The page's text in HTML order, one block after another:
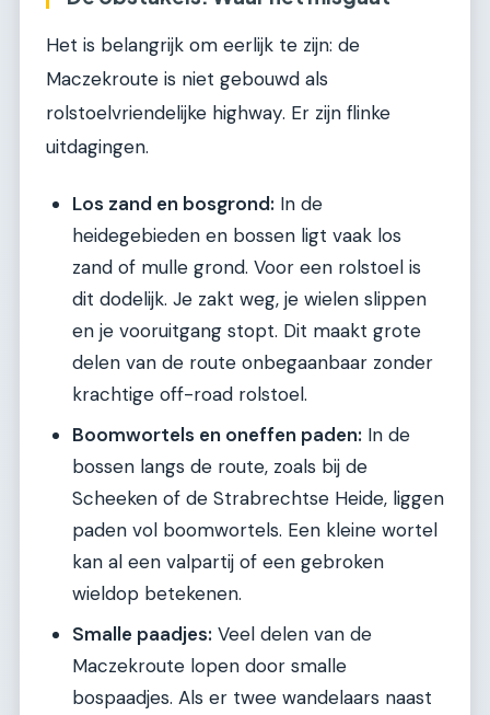
Het is belangrijk om eerlijk te zijn: de
Maczekroute is niet gebouwd als
rolstoelvriendelijke highway. Er zijn flinke
uitdagingen.
Los zand en bosgrond: In de
heidegebieden en bossen ligt vaak los
zand of mulle grond. Voor een rolstoel is
dit dodelijk. Je zakt weg, je wielen slippen
en je vooruitgang stopt. Dit maakt grote
delen van de route onbegaanbaar zonder
krachtige off-road rolstoel.
Boomwortels en oneffen paden: In de
bossen langs de route, zoals bij de
Scheeken of de Strabrechtse Heide, liggen
paden vol boomwortels. Een kleine wortel
kan al een valpartij of een gebroken
wieldop betekenen.
Smalle paadjes: Veel delen van de
Maczekroute lopen door smalle
bospaadjes. Als er twee wandelaars naast